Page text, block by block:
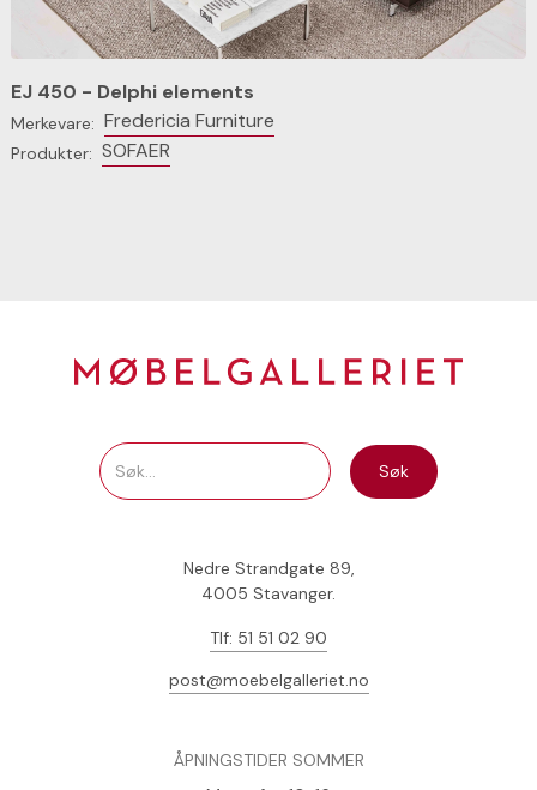
EJ 450 - Delphi elements
Merkevare: Fredericia Furniture
Produkter: SOFAER
Nedre Strandgate 89,
4005 Stavanger.
Tlf: 51 51 02 90
post@moebelgalleriet.no
ÅPNINGSTIDER SOMMER